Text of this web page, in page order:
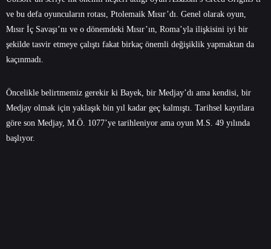
ve bu defa oyuncuların rotası, Ptolemaik Mısır’dı. Genel olarak oyun,
Mısır İç Savaşı’nı ve o dönemdeki Mısır’ın, Roma’yla ilişkisini iyi bir
şekilde tasvir etmeye çalıştı fakat birkaç önemli değişiklik yapmaktan da
kaçınmadı.
Öncelikle belirtmemiz gerekir ki Bayek, bir Medjay’dı ama kendisi, bir
Medjay olmak için yaklaşık bin yıl kadar geç kalmıştı. Tarihsel kayıtlara
göre son Medjay, M.Ö. 1077’ye tarihleniyor ama oyun M.S. 49 yılında
başlıyor.